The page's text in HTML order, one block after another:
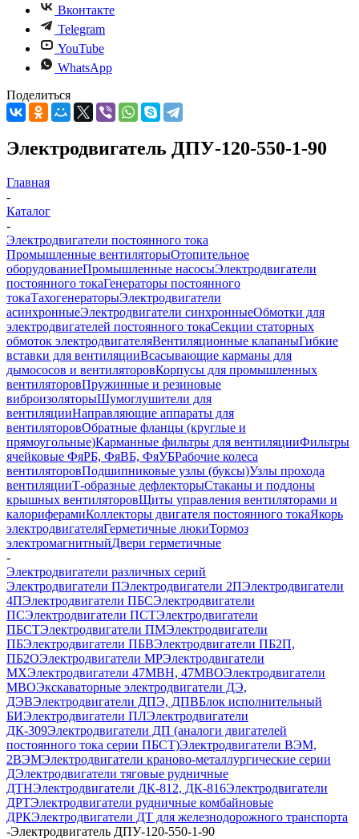
Вконтакте
Telegram
YouTube
WhatsApp
Поделиться
Электродвигатель ДПУ-120-550-1-90
Главная
-
Каталог
-
Электродвигатели постоянного тока
Промышленные вентиляторыОтопительное
оборудованиеПромышленные насосыЭлектродвигатели
постоянного токаГенераторы постоянного
токаТахогенераторыЭлектродвигатели
асинхронныеЭлектродвигатели синхронныеОбмотки для
электродвигателей постоянного токаСекции статорных
обмоток электродвигателяВентиляционные клапаныГибкие
вставки для вентиляцииВсасывающие карманы для
дымососов и вентиляторовКорпусы для промышленных
вентиляторовПружинные и резиновые
виброизоляторыШумоглушители для
вентиляцииНаправляющие аппараты для
вентиляторовОбратные фланцы (круглые и
прямоугольные)Карманные фильтры для вентиляцииФильтры
ячейковые ФяРБ, ФяВБ, ФяУБРабочие колеса
вентиляторовПодшипниковые узлы (буксы)Узлы прохода
вентиляцииТ-образные дефлекторыСтаканы и поддоны
крышных вентиляторовЩиты управления вентиляторами и
калориферамиКоллекторы двигателя постоянного токаЯкорь
электродвигателяГерметичные люкиТормоз
электромагнитныйДвери герметичные
-
Электродвигатели различных серий
Электродвигатели ПЭлектродвигатели 2ПЭлектродвигатели
4ПЭлектродвигатели ПБСЭлектродвигатели
ПСЭлектродвигатели ПСТЭлектродвигатели
ПБСТЭлектродвигатели ПМЭлектродвигатели
ПБЭлектродвигатели ПБВЭлектродвигатели ПБ2П,
ПБ2ОЭлектродвигатели МРЭлектродвигатели
MXЭлектродвигатели 47MBH, 47МВОЭлектродвигатели
MBOЭкскаваторные электродвигатели ДЭ,
ДЭВЭлектродвигатели ДПЭ, ДПВБлок исполнительный
БИЭлектродвигатели ПЛЭлектродвигатели
ДК-309Электродвигатели ДП (аналоги двигателей
постоянного тока серии ПБСТ)Электродвигатели ВЭМ,
2ВЭМЭлектродвигатели краново-металлургические серии
ДЭлектродвигатели тяговые рудничные
ДТНЭлектродвигатели ДК-812, ДК-816Электродвигатели
ДРТЭлектродвигатели рудничные комбайновые
ДРКЭлектродвигатели ДТ для железнодорожного транспорта
-Электродвигатель ДПУ-120-550-1-90